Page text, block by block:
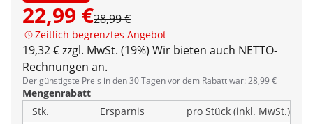
22,99 €28,99 €
Zeitlich begrenztes Angebot
19,32 € zzgl. MwSt. (19%) Wir bieten auch NETTO-
Rechnungen an.
Der günstigste Preis in den 30 Tagen vor dem Rabatt war: 28,99 €
Mengenrabatt
Stk.
Ersparnis
pro Stück (inkl. MwSt.)